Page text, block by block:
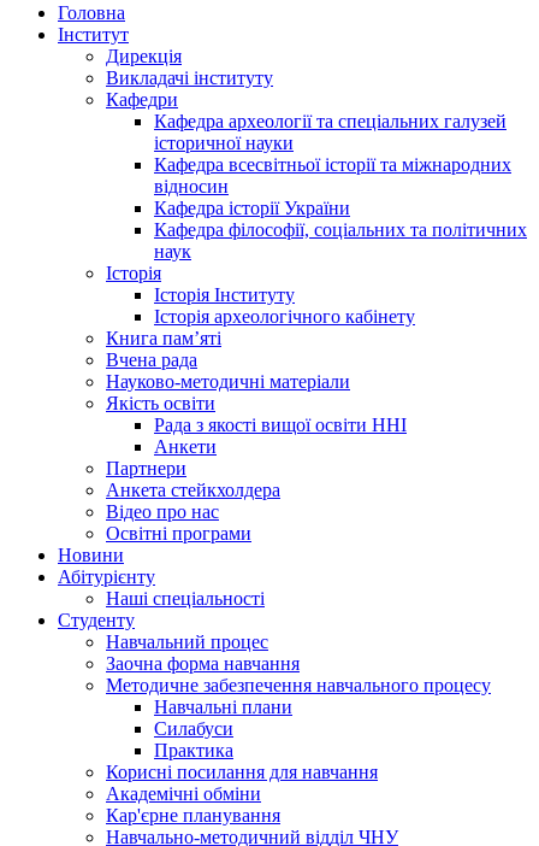
Головна
Інститут
Дирекція
Викладачі інституту
Кафедри
Кафедра археології та спеціальних галузей
історичної науки
Кафедра всесвітньої історії та міжнародних
відносин
Кафедра історії України
Кафедра філософії, соціальних та політичних
наук
Історія
Історія Інституту
Історія археологічного кабінету
Книга памʼяті
Вчена рада
Науково-методичні матеріали
Якість освіти
Рада з якості вищої освіти ННІ
Анкети
Партнери
Анкета стейкхолдера
Відео про нас
Освітні програми
Hовини
Абітурієнту
Наші спеціальності
Студенту
Навчальний процес
Заочна форма навчання
Методичне забезпечення навчального процесу
Навчальні плани
Силабуси
Практика
Корисні посилання для навчання
Академічні обміни
Кар'єрне планування
Навчально-методичний відділ ЧНУ